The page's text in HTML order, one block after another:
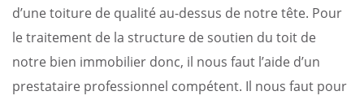
d’une toiture de qualité au-dessus de notre tête. Pour
le traitement de la structure de soutien du toit de
notre bien immobilier donc, il nous faut l’aide d’un
prestataire professionnel compétent. Il nous faut pour